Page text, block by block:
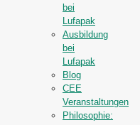
bei
Lufapak
Ausbildung
bei
Lufapak
Blog
CEE
Veranstaltungen
Philosophie: